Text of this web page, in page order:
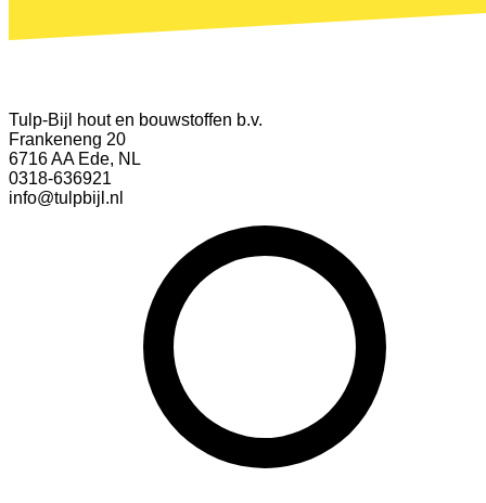
Tulp-Bijl hout en bouwstoffen b.v.
Frankeneng 20
6716 AA Ede, NL
0318-636921
info@tulpbijl.nl